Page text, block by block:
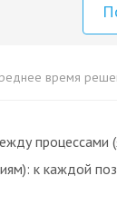
время
к каждой